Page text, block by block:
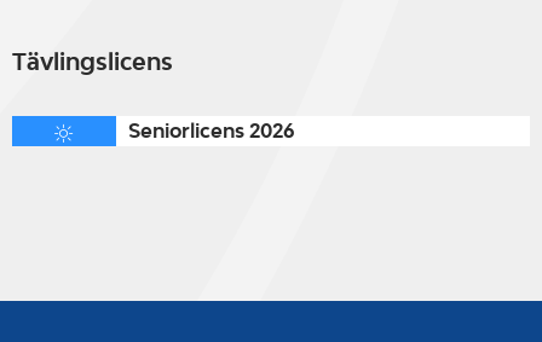
Tävlingslicens
Seniorlicens 2026